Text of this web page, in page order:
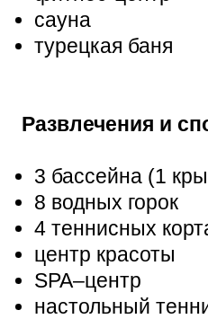
сауна
турецкая баня
Развлечения и
3 бассейна (1
8 водных горок
4 теннисных
центр красоты
SPA–центр
настольный